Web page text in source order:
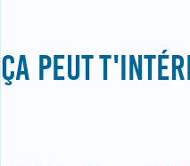
ÇA PEUT